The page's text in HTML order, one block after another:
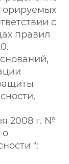
с
правил
2008 г. №
о
":